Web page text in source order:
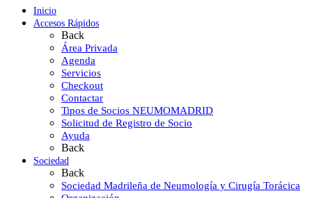
Inicio
Accesos Rápidos
Back
Área Privada
Agenda
Servicios
Checkout
Contactar
Tipos de Socios NEUMOMADRID
Solicitud de Registro de Socio
Ayuda
Back
Sociedad
Back
Sociedad Madrileña de Neumología y Cirugía Torácica